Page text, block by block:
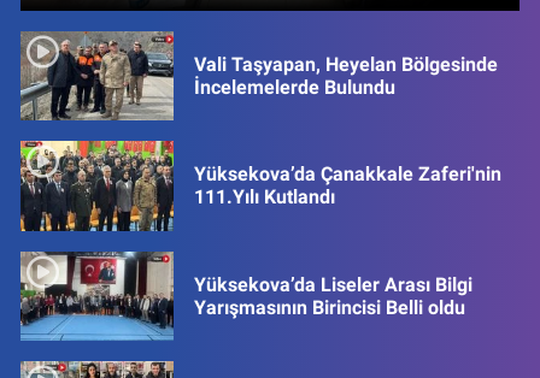
Vali Taşyapan, Heyelan Bölgesinde
İncelemelerde Bulundu
Yüksekova’da Çanakkale Zaferi'nin
111.Yılı Kutlandı
Yüksekova’da Liseler Arası Bilgi
Yarışmasının Birincisi Belli oldu